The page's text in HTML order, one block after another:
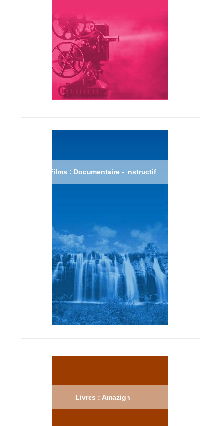
Films : Documentaire - Instructif
Livres : Amazigh